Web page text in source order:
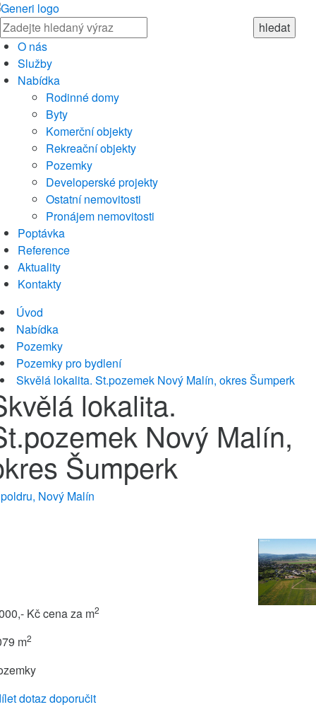
O nás
Služby
Nabídka
Rodinné domy
Byty
Komerční objekty
Rekreační objekty
Pozemky
Developerské projekty
Ostatní nemovitosti
Pronájem nemovitosti
Poptávka
Reference
Aktuality
Kontakty
Úvod
Nabídka
Pozemky
Pozemky pro bydlení
Skvělá lokalita. St.pozemek Nový Malín, okres Šumperk
lokalita.
Nový Malín,
Šumperk
Nový Malín
Kčcena za m2
m2
dotazdoporučit